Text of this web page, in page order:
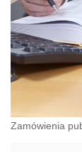
Zamówienia